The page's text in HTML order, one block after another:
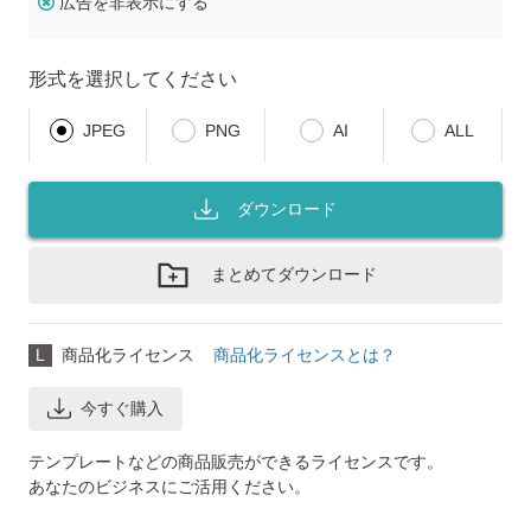
形式を選択してください
JPEG PNG AI ALL
ダウンロード
まとめてダウンロード
L 商品化ライセンス 商品化ライセンスとは？
今すぐ購入
テンプレートなどの商品販売ができるライセンスです。
あなたのビジネスにご活用ください。